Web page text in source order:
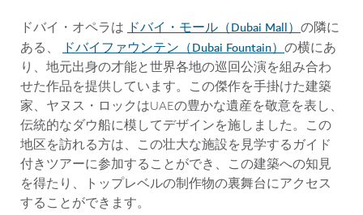
ドバイ・オペラは ドバイ・モール（Dubai Mall）の隣に
ある、 ドバイファウンテン（Dubai Fountain）の横にあ
り、地元出身の才能と世界各地の巡回公演を組み合わ
せた作品を提供しています。この傑作を手掛けた建築
家、ヤヌス・ロックはUAEの豊かな遺産を敬意を表し、
伝統的なダウ船に模してデザインを施しました。この
地区を訪れる方は、この壮大な施設を見学するガイド
付きツアーに参加することができ、この建築への知見
を得たり、トップレベルの制作物の裏舞台にアクセス
することができます。